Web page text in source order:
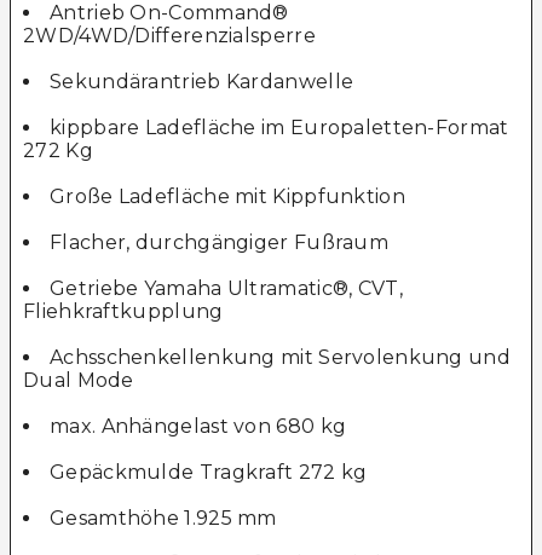
Antrieb On-Command®
2WD/4WD/Differenzialsperre
Sekundärantrieb Kardanwelle
kippbare Ladefläche im Europaletten-Format
272 Kg
Große Ladefläche mit Kippfunktion
Flacher, durchgängiger Fußraum
Getriebe Yamaha Ultramatic®, CVT,
Fliehkraftkupplung
Achsschenkellenkung mit Servolenkung und
Dual Mode
max. Anhängelast von 680 kg
Gepäckmulde Tragkraft 272 kg
Gesamthöhe 1.925 mm